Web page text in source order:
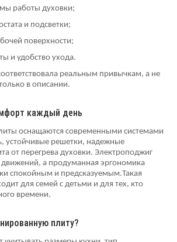
работы духовки;
и подсветки;
поверхности;
и удобство ухода.
реальным привычкам, а не
в описании.
каждый день
оснащаются современными системами
устойчивые решетки, надежные
от перегрева духовки. Электроподжиг
движений, а продуманная эргономика
спокойным и предсказуемым.Такая
для семей с детьми и для тех, кто
времени.
плиту?